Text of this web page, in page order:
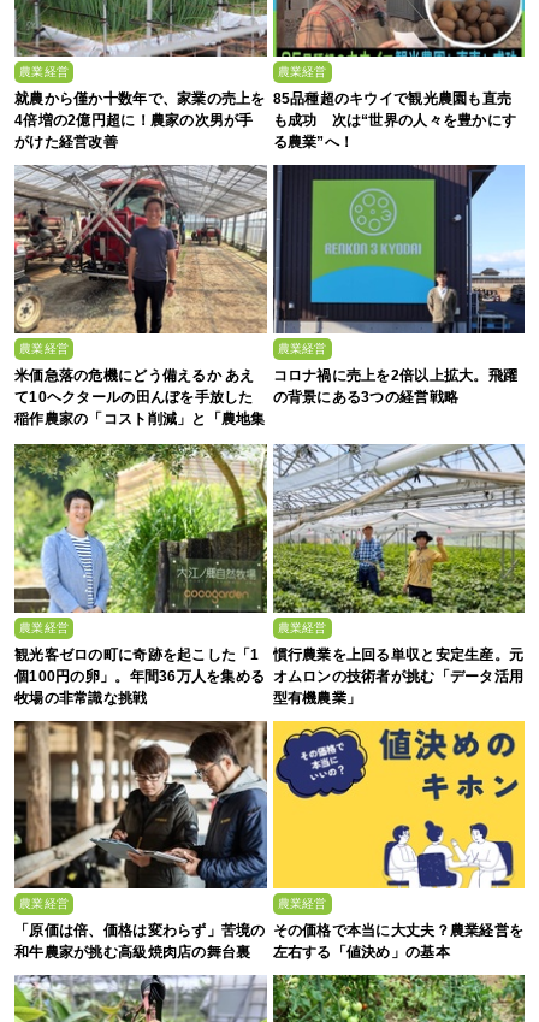
農業経営
就農から僅か十数年で、家業の売上を
4倍増の2億円超に！農家の次男が手
がけた経営改善
農業経営
85品種超のキウイで観光農園も直売
も成功 次は“世界の人々を豊かにす
る農業”へ！
農業経営
米価急落の危機にどう備えるか あえ
て10ヘクタールの田んぼを手放した
稲作農家の「コスト削減」と「農地集
約」
農業経営
コロナ禍に売上を2倍以上拡大。飛躍
の背景にある3つの経営戦略
農業経営
観光客ゼロの町に奇跡を起こした「1
個100円の卵」。年間36万人を集める
牧場の非常識な挑戦
農業経営
慣行農業を上回る単収と安定生産。元
オムロンの技術者が挑む「データ活用
型有機農業」
農業経営
「原価は倍、価格は変わらず」苦境の
和牛農家が挑む高級焼肉店の舞台裏
農業経営
その価格で本当に大丈夫？農業経営を
左右する「値決め」の基本